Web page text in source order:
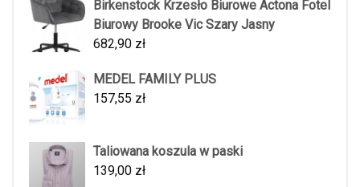
Birkenstock Krzesło Biurowe Actona Fotel
Biurowy Brooke Vic Szary Jasny
682,90 zł
MEDEL FAMILY PLUS
157,55 zł
Taliowana koszula w paski
139,00 zł